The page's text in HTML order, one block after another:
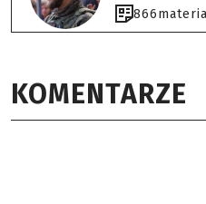
866
KOMENTARZE